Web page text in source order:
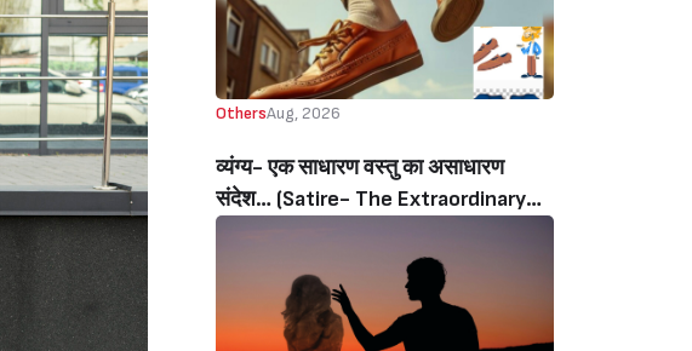
OthersAug, 2026
व्यंग्य- एक साधारण वस्तु का असाधारण
संदेश… (Satire- The Extraordinary
Message Of An Ordinary Object…)